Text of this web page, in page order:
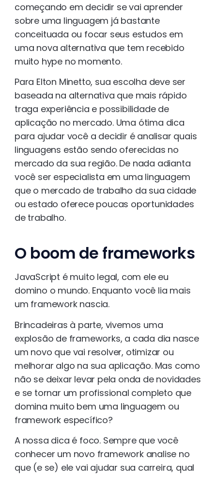
começando em decidir se vai aprender
sobre uma linguagem já bastante
conceituada ou focar seus estudos em
uma nova alternativa que tem recebido
muito hype no momento.
Para Elton Minetto, sua escolha deve ser
baseada na alternativa que mais rápido
traga experiência e possibilidade de
aplicação no mercado. Uma ótima dica
para ajudar você a decidir é analisar quais
linguagens estão sendo oferecidas no
mercado da sua região. De nada adianta
você ser especialista em uma linguagem
que o mercado de trabalho da sua cidade
ou estado oferece poucas oportunidades
de trabalho.
O boom de frameworks
JavaScript é muito legal, com ele eu
domino o mundo. Enquanto você lia mais
um framework nascia.
Brincadeiras à parte, vivemos uma
explosão de frameworks, a cada dia nasce
um novo que vai resolver, otimizar ou
melhorar algo na sua aplicação. Mas como
não se deixar levar pela onda de novidades
e se tornar um profissional completo que
domina muito bem uma linguagem ou
framework específico?
A nossa dica é foco. Sempre que você
conhecer um novo framework analise no
que (e se) ele vai ajudar sua carreira, qual